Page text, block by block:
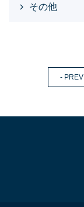
その他
- PREV